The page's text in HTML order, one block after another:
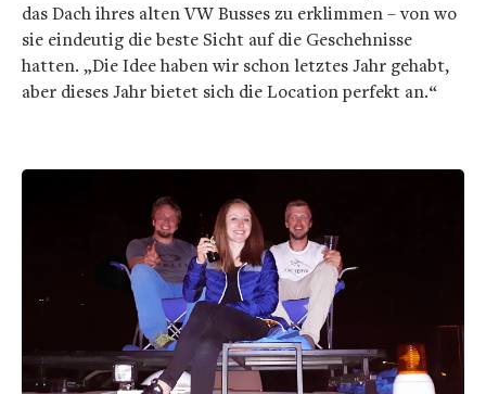
das Dach ihres alten VW Busses zu erklimmen – von wo
sie eindeutig die beste Sicht auf die Geschehnisse
hatten. „Die Idee haben wir schon letztes Jahr gehabt,
aber dieses Jahr bietet sich die Location perfekt an.“